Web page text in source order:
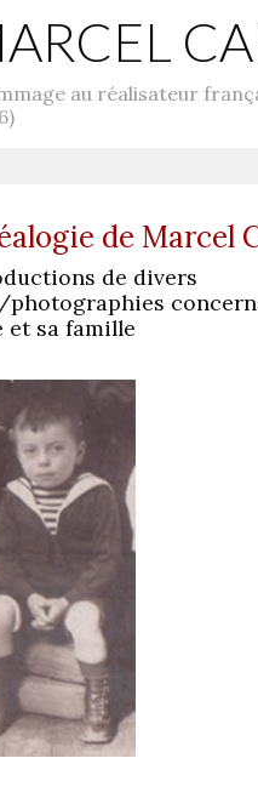
au réalisateur
de Marcel
de divers
photographies
et sa famille